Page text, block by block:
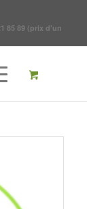
85 89 (prix d'un